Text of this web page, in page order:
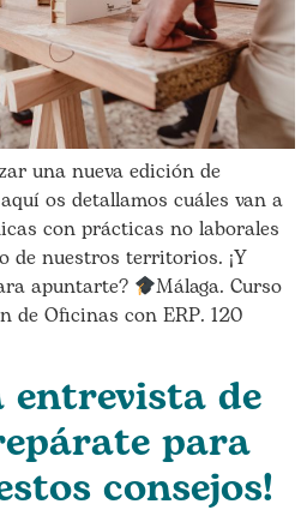
una nueva edición de
os detallamos cuáles van a
con prácticas no laborales
de nuestros territorios. ¡Y
apuntarte?
Málaga. Curso
de Oficinas con ERP. 120
entrevista de
para
consejos!